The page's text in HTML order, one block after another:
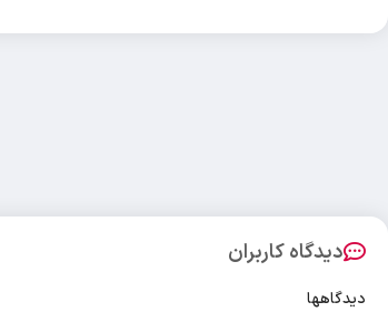
دیدگاه کاربران
دیدگاهها